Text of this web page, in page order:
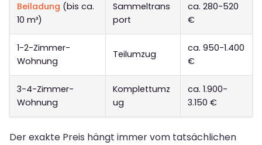
Beiladung (bis ca.
10 m³)
Sammeltrans
port
ca. 280-520
€
1-2-Zimmer-
Wohnung
Teilumzug
ca. 950-1.400
€
3-4-Zimmer-
Wohnung
Komplettumz
ug
ca. 1.900-
3.150 €
Der exakte Preis hängt immer vom tatsächlichen